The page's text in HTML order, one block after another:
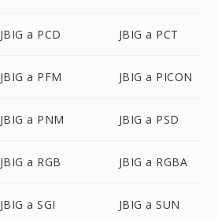
JBIG a PCD JBIG a PCT
JBIG a PFM JBIG a PICON
JBIG a PNM JBIG a PSD
JBIG a RGB JBIG a RGBA
JBIG a SGI JBIG a SUN